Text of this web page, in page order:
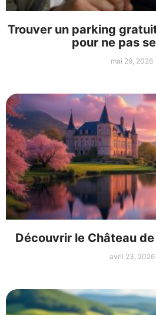
Trouver un parking
pour ne pas
mai 29, 2026
Découvrir le Château
avril 23, 2026